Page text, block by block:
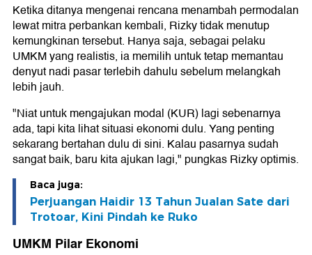
Ketika ditanya mengenai rencana menambah permodalan
lewat mitra perbankan kembali, Rizky tidak menutup
kemungkinan tersebut. Hanya saja, sebagai pelaku
UMKM yang realistis, ia memilih untuk tetap memantau
denyut nadi pasar terlebih dahulu sebelum melangkah
lebih jauh.
"Niat untuk mengajukan modal (KUR) lagi sebenarnya
ada, tapi kita lihat situasi ekonomi dulu. Yang penting
sekarang bertahan dulu di sini. Kalau pasarnya sudah
sangat baik, baru kita ajukan lagi," pungkas Rizky optimis.
Baca juga:
Perjuangan Haidir 13 Tahun Jualan Sate dari
Trotoar, Kini Pindah ke Ruko
UMKM Pilar Ekonomi